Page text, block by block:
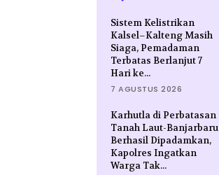
Sistem Kelistrikan
Kalsel–Kalteng Masih
Siaga, Pemadaman
Terbatas Berlanjut 7
Hari ke...
7 AGUSTUS 2026
Karhutla di Perbatasan
Tanah Laut-Banjarbaru
Berhasil Dipadamkan,
Kapolres Ingatkan
Warga Tak...